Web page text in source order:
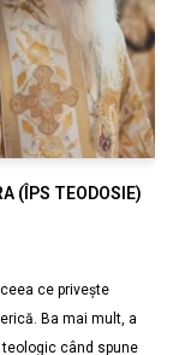
(ÎPS TEODOSIE)
ce privește
Ba mai mult, a
teologic când spune